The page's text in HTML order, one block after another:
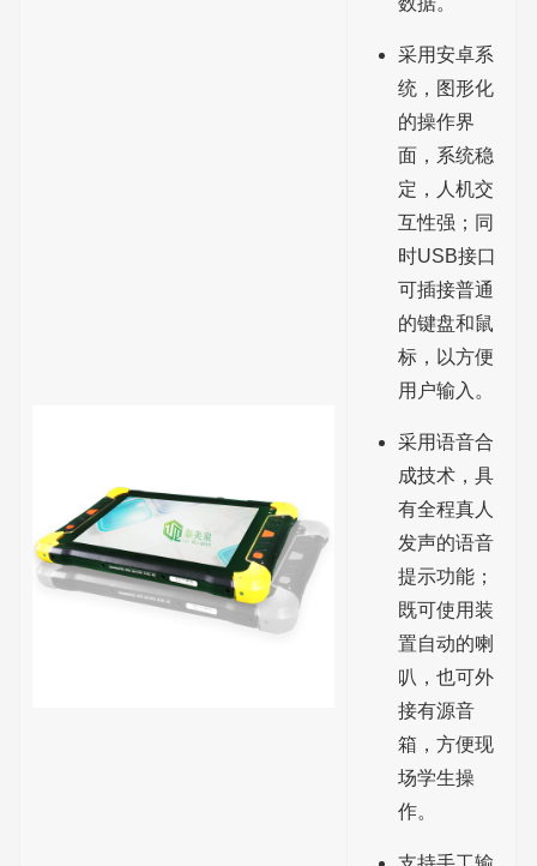
采用安卓系
统，图形化
的操作界
面，系统稳
定，人机交
互性强；同
时USB接口
可插接普通
的键盘和鼠
标，以方便
用户输入。
采用语音合
成技术，具
有全程真人
发声的语音
提示功能；
既可使用装
置自动的喇
叭，也可外
接有源音
箱，方便现
场学生操
作。